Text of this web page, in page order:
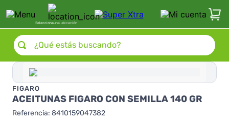
Seleccionauna ubicación
¿Qué estás buscando?
FIGARO
ACEITUNAS FIGARO CON SEMILLA 140 GR
Referencia: 8410159047382